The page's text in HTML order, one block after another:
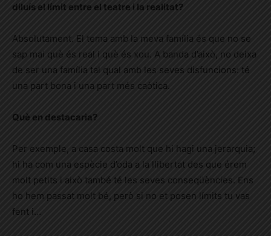
diluís el límit entre el teatre i la realitat?
Absolutament. El tema amb la meva família és que no se
sap mai què és real i què és xou. A banda d’això, no deixa
de ser una família tal qual amb les seves disfuncions: té
una part bona i una part més caòtica.
Què en destacaria?
Per exemple, a casa costa molt que hi hagi una jerarquia;
hi ha com una espècie d’oda a la llibertat des que érem
molt petits i això també té les seves conseqüències. Ens
ho hem passat molt bé, però si no et posen límits tu vas
fent i…